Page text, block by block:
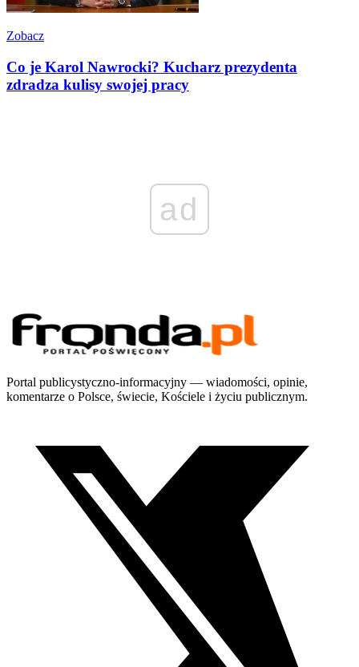
Zobacz
Co je Karol Nawrocki? Kucharz prezydenta
zdradza kulisy swojej pracy
ad
Portal publicystyczno-informacyjny — wiadomości, opinie,
komentarze o Polsce, świecie, Kościele i życiu publicznym.